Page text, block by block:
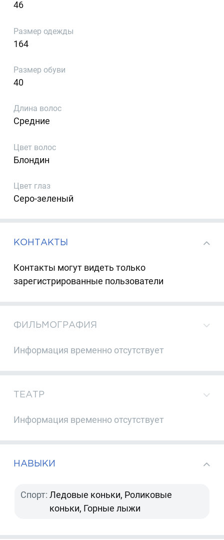
46
Размер одежды
164
Размер обуви
40
Длина волос
Средние
Цвет волос
Блондин
Цвет глаз
Серо-зеленый
КОНТАКТЫ
Контакты могут видеть только
зарегистрированные пользователи
ФИЛЬМОГРАФИЯ
Информация временно отсутствует
ТЕАТР
Информация временно отсутствует
НАВЫКИ
Спорт: Ледовые коньки, Роликовые
коньки, Горные лыжи